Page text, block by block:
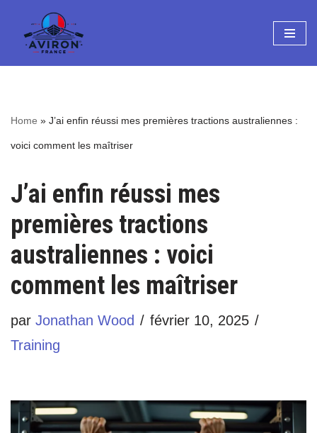
Aller
au
Home » J’ai enfin réussi mes premières tractions australiennes :
voici comment les maîtriser
J’ai enfin réussi mes
premières tractions
australiennes : voici
comment les maîtriser
par Jonathan Wood
février 10, 2025
Training